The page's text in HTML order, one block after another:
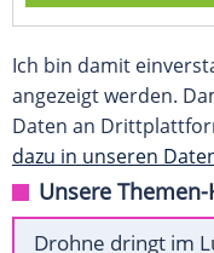
Ich bin damit
angezeigt werden.
Daten an
dazu in unseren
Unsere
Drohne dringt im